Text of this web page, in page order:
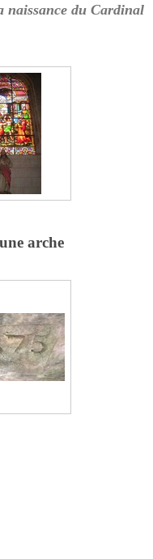
naissance du Cardinal
arche